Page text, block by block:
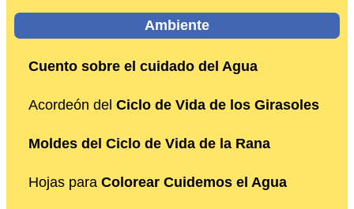
Ambiente
Cuento sobre el cuidado del Agua
Acordeón del Ciclo de Vida de los Girasoles
Moldes del Ciclo de Vida de la Rana
Hojas para Colorear Cuidemos el Agua